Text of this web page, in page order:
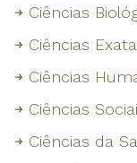
Ciências
Ciências
Ciências
Ciências
Ciências da